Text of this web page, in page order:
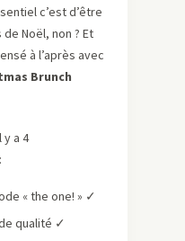
c’est d’être
Noël, non ? Et
à l’après avec
Brunch
a 4
« the one! » ✓
qualité ✓